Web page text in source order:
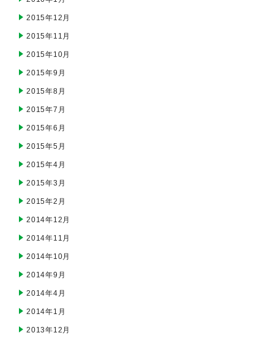
2015年12月
2015年11月
2015年10月
2015年9月
2015年8月
2015年7月
2015年6月
2015年5月
2015年4月
2015年3月
2015年2月
2014年12月
2014年11月
2014年10月
2014年9月
2014年4月
2014年1月
2013年12月